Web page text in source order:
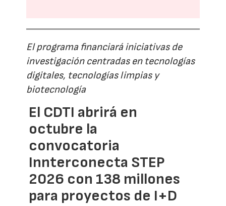
El programa financiará iniciativas de
investigación centradas en tecnologías
digitales, tecnologías limpias y
biotecnología
El CDTI abrirá en
octubre la
convocatoria
Innterconecta STEP
2026 con 138 millones
para proyectos de I+D